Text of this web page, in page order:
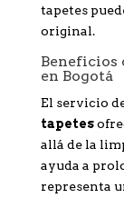
tapetes
original.
Beneficios
en Bogotá
El servicio
tapetes
allá de la
ayuda a
representa